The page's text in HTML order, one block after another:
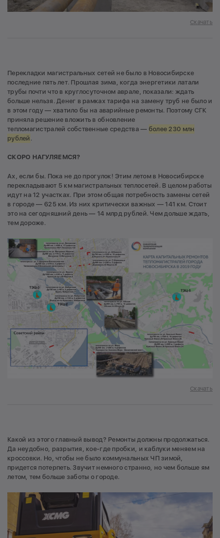
Скачать
Перекладки магистральных сетей не было в Новосибирске
последние пять лет. Прошлая зима, когда энергетики латали
трубы почти что в круглосуточном аврале, показали: ждать
больше нельзя. Денег в рамках тарифа на замену труб не было и
в этом году — хватило бы на аварийные ремонты. Поэтому СГК
приняла решение вложить в обновление
тепломагистралей собственные средства — более 230 млн
рублей .
СКОРО НАГУЛЯЕМСЯ?
Ах, если бы. Пока не до прогулок! Этим летом в Новосибирске
перекладывают 5 км магистральных теплосетей. В целом работы
идут на 12 участках. При этом общая потребность замены сетей
в городе — 625 км. Из них критически важных — 141 км. Стоит
это на сегодняшний день — 14 млрд рублей. Чем дольше ждать,
тем дороже.
Скачать
Какой из этого главный вывод? Ремонты должны продолжаться.
Да неудобно, разрытия, кое-где пробки, и каблуки меняем на
кроссовки. Но, чтобы не было коммунальных ЧП зимой,
придется потерпеть. Звучит немного странно, но чем больше ям
летом, тем больше заботы о городе.